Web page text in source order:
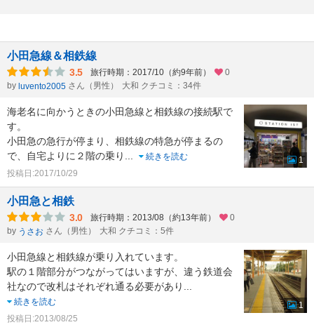
小田急線＆相鉄線
3.5 旅行時期：2017/10（約9年前）
0
by luvento2005 さん（男性） 大和 クチコミ：34件
海老名に向かうときの小田急線と相鉄線の接続駅で
す。
小田急の急行が停まり、相鉄線の特急が停まるの
で、自宅よりに２階の乗り ...
続きを読む
投稿日:2017/10/29
1
小田急と相鉄
3.0 旅行時期：2013/08（約13年前）
0
by うさお さん（男性） 大和 クチコミ：5件
小田急線と相鉄線が乗り入れています。
駅の１階部分がつながってはいますが、違う鉄道会
社なので改札はそれぞれ通る必要があり ...
続きを読む
投稿日:2013/08/25
1